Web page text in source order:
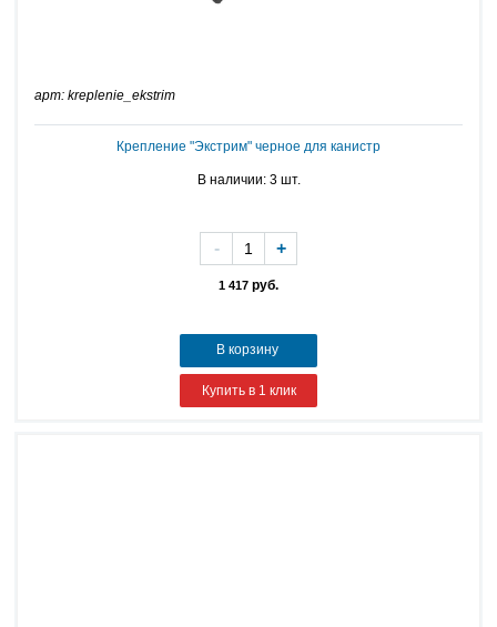
арт: kreplenie_ekstrim
Крепление "Экстрим" черное для канистр
В наличии: 3 шт.
1 417 руб.
- +
В корзину
Купить в 1 клик